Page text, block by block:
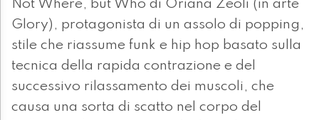
Not Where, but Who di Oriana Zeoli (in arte
Glory), protagonista di un assolo di popping,
stile che riassume funk e hip hop basato sulla
tecnica della rapida contrazione e del
successivo rilassamento dei muscoli, che
causa una sorta di scatto nel corpo del